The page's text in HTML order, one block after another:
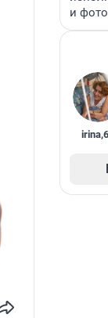
и фото
irina,